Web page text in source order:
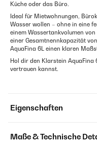
Küche oder das Büro.
Ideal für Mietwohnungen,
Wasser wollen – ohne in eine
einem Wassertankvolumen
einer Gesamtnennkapazität
AquaFina 6L einen klaren
Hol dir den Klarstein AquaFina
vertrauen kannst.
Eigenschaften
Maße & Technische